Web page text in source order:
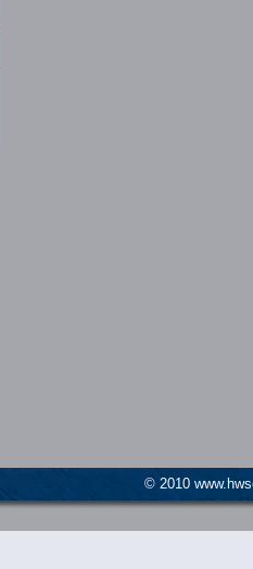
© 2010